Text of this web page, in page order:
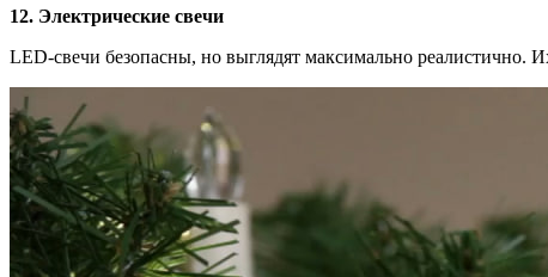
12. Электрические свечи
LED-свечи безопасны, но выглядят максимально реалистично.